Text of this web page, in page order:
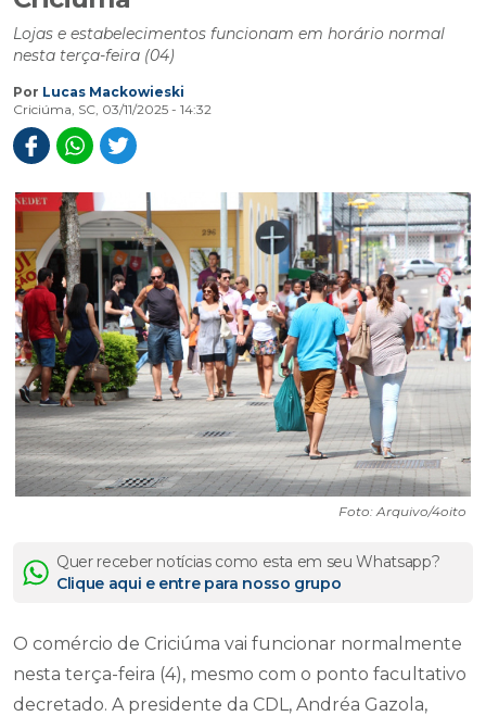
Lojas e estabelecimentos funcionam em horário normal
nesta terça-feira (04)
Por Lucas Mackowieski
Criciúma, SC, 03/11/2025 - 14:32
Foto: Arquivo/4oito
Quer receber notícias como esta em seu Whatsapp?
Clique aqui e entre para nosso grupo
O comércio de Criciúma vai funcionar normalmente
nesta terça-feira (4), mesmo com o ponto facultativo
decretado. A presidente da CDL, Andréa Gazola,